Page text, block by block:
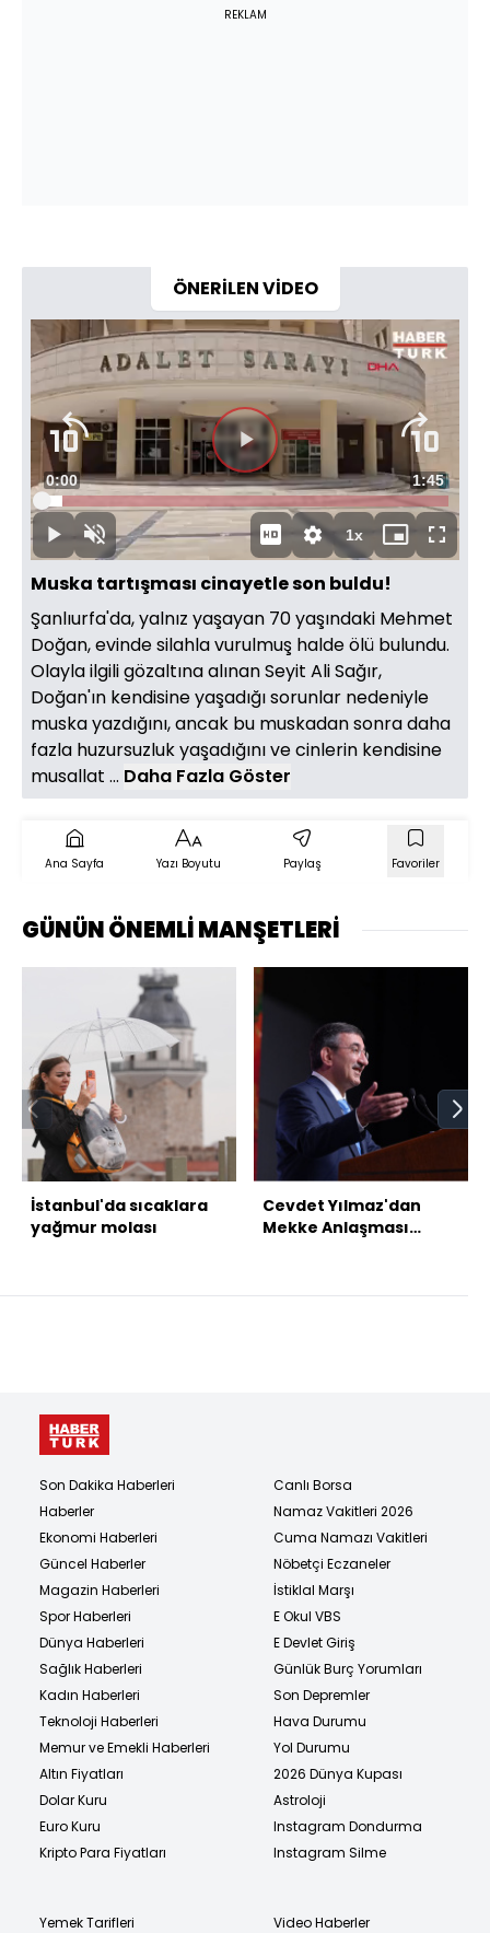
REKLAM
ÖNERİLEN VİDEO
DuraklatSesi
Aç
Süre
0:00 Toplam
Süre
1:45
Yüklendi:
4.98%
1xOynatma
Hızı
Mini
oynatıcı
Tam
Ekran
Muska tartışması cinayetle son buldu!
Şanlıurfa'da, yalnız yaşayan 70 yaşındaki Mehmet
Doğan, evinde silahla vurulmuş halde ölü bulundu.
Olayla ilgili gözaltına alınan Seyit Ali Sağır,
Doğan'ın kendisine yaşadığı sorunlar nedeniyle
muska yazdığını, ancak bu muskadan sonra daha
fazla huzursuzluk yaşadığını ve cinlerin kendisine
musallat ... Daha Fazla Göster
Ana Sayfa Yazı Boyutu Paylaş Favoriler
GÜNÜN ÖNEMLİ MANŞETLERİ
İstanbul'da sıcaklara
yağmur molası
Cevdet Yılmaz'dan
Mekke Anlaşması
Son Dakika Haberleri
Haberler
Ekonomi Haberleri
Güncel Haberler
Magazin Haberleri
Spor Haberleri
Dünya Haberleri
Sağlık Haberleri
Kadın Haberleri
Teknoloji Haberleri
Memur ve Emekli Haberleri
Altın Fiyatları
Dolar Kuru
Euro Kuru
Kripto Para Fiyatları
Canlı Borsa
Namaz Vakitleri 2026
Cuma Namazı Vakitleri
Nöbetçi Eczaneler
İstiklal Marşı
E Okul VBS
E Devlet Giriş
Günlük Burç Yorumları
Son Depremler
Hava Durumu
Yol Durumu
2026 Dünya Kupası
Astroloji
Instagram Dondurma
Instagram Silme
Yemek Tarifleri
Video Haberler